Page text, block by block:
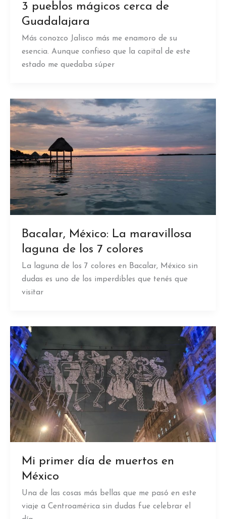
3 pueblos mágicos cerca de
Guadalajara
Más conozco Jalisco más me enamoro de su
esencia. Aunque confieso que la capital de este
estado me quedaba súper
Bacalar, México: La maravillosa
laguna de los 7 colores
La laguna de los 7 colores en Bacalar, México sin
dudas es uno de los imperdibles que tenés que
visitar
Mi primer día de muertos en
México
Una de las cosas más bellas que me pasó en este
viaje a Centroamérica sin dudas fue celebrar el